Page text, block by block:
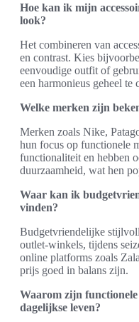
Hoe kan ik mijn
look?
Het combineren van
en contrast. Kies
eenvoudige outfit of
een harmonieus geheel te
Welke merken zijn
Merken zoals Nike,
hun focus op functionele
functionaliteit en hebben
duurzaamheid, wat hen
Waar kan ik
vinden?
Budgetvriendelijke
outlet-winkels, tijdens
online platforms zoals
prijs goed in balans zijn.
Waarom zijn
dagelijkse leven?